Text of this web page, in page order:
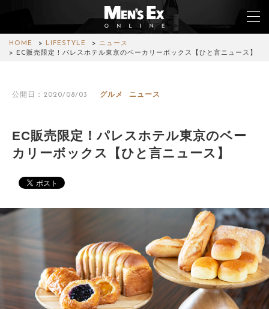
HOME LIFESTYLE
ニュース
EC販売限定！パレスホテル東京のベーカリーボックス【ひと言ニュース】
公開日：2020/08/03 グルメ ニュース
EC販売限定！パレスホテル東京のベー
カリーボックス【ひと言ニュース】
WATCH
CAR&BIKE
LIFESTYLE
COLUMN
MAGAZINE
ABOUT SITE
サイトマップ